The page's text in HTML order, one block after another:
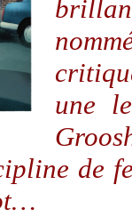
une
de